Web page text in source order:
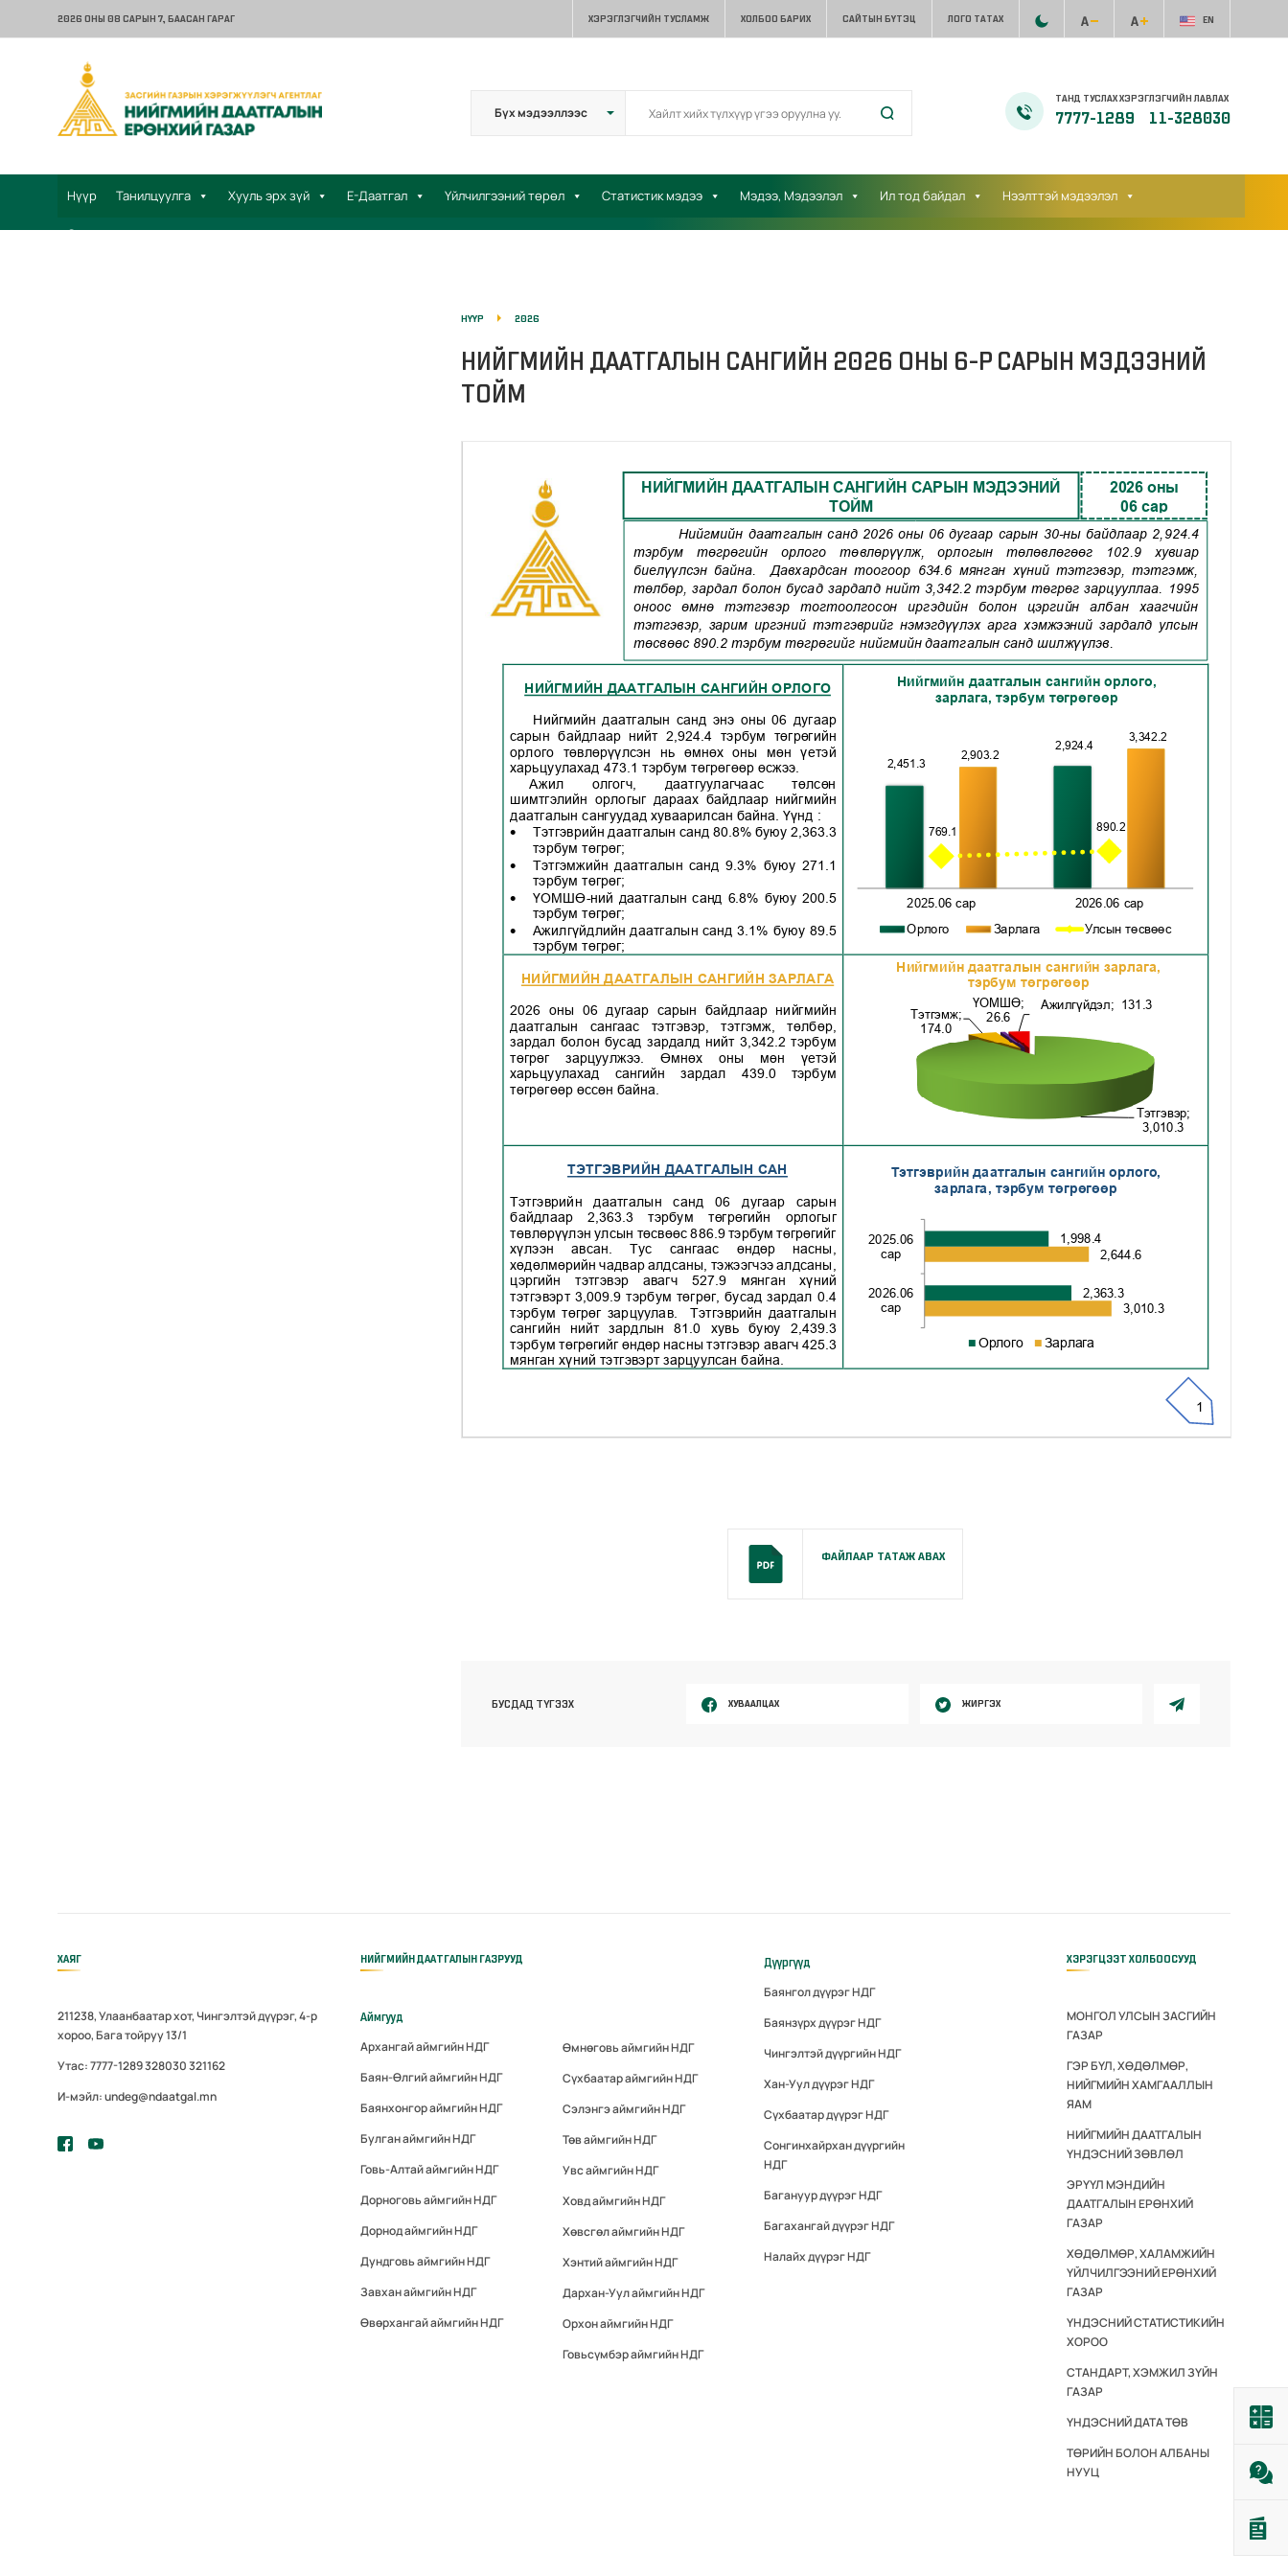
2026 ОНЫ 08 САРЫН 7, БААСАН ГАРАГ ХЭРЭГЛЭГЧИЙН ТУСЛАМЖ ХОЛБОО БАРИХ САЙТЫН БҮТЭЦ ЛОГО ТАТАХ EN
ТАНД ТУСЛАХ ХЭРЭГЛЭГЧИЙН ЛАВЛАХ
7777-1289 11-328030
Нүүр Танилцуулга Хууль эрх зүй Е-Даатгал Үйлчилгээний төрөл Статистик мэдээ Мэдээ, Мэдээлэл Ил тод байдал Нээлттэй мэдээлэл
Санал хүсэлт
НҮҮР 2026
НИЙГМИЙН ДААТГАЛЫН САНГИЙН 2026 ОНЫ 6-Р САРЫН МЭДЭЭНИЙ
ТОЙМ
ФАЙЛААР ТАТАЖ АВАХ
БУСДАД ТҮГЭЭХ ХУВААЛЦАХ ЖИРГЭХ
ХАЯГ
211238, Улаанбаатар хот, Чингэлтэй дүүрэг, 4-р
хороо, Бага тойруу 13/1
Утас: 7777-1289 328030 321162
И-мэйл: undeg@ndaatgal.mn
НИЙГМИЙН ДААТГАЛЫН ГАЗРУУД
Аймгууд
Архангай аймгийн НДГ
Баян-Өлгий аймгийн НДГ
Баянхонгор аймгийн НДГ
Булган аймгийн НДГ
Говь-Алтай аймгийн НДГ
Дорноговь аймгийн НДГ
Дорнод аймгийн НДГ
Дундговь аймгийн НДГ
Завхан аймгийн НДГ
Өвөрхангай аймгийн НДГ
Өмнөговь аймгийн НДГ
Сүхбаатар аймгийн НДГ
Сэлэнгэ аймгийн НДГ
Төв аймгийн НДГ
Увс аймгийн НДГ
Ховд аймгийн НДГ
Хөвсгөл аймгийн НДГ
Хэнтий аймгийн НДГ
Дархан-Уул аймгийн НДГ
Орхон аймгийн НДГ
Говьсүмбэр аймгийн НДГ
Дүүргүүд
Баянгол дүүрэг НДГ
Баянзүрх дүүрэг НДГ
Чингэлтэй дүүргийн НДГ
Хан-Уул дүүрэг НДГ
Сүхбаатар дүүрэг НДГ
Сонгинхайрхан дүүргийн
НДГ
Багануур дүүрэг НДГ
Багахангай дүүрэг НДГ
Налайх дүүрэг НДГ
ХЭРЭГЦЭЭТ ХОЛБООСУУД
МОНГОЛ УЛСЫН ЗАСГИЙН
ГАЗАР
ГЭР БҮЛ, ХӨДӨЛМӨР,
НИЙГМИЙН ХАМГААЛЛЫН
ЯАМ
НИЙГМИЙН ДААТГАЛЫН
ҮНДЭСНИЙ ЗӨВЛӨЛ
ЭРҮҮЛ МЭНДИЙН
ДААТГАЛЫН ЕРӨНХИЙ
ГАЗАР
ХӨДӨЛМӨР, ХАЛАМЖИЙН
ҮЙЛЧИЛГЭЭНИЙ ЕРӨНХИЙ
ГАЗАР
ҮНДЭСНИЙ СТАТИСТИКИЙН
ХОРОО
СТАНДАРТ, ХЭМЖИЛ ЗҮЙН
ГАЗАР
ҮНДЭСНИЙ ДАТА ТӨВ
ТӨРИЙН БОЛОН АЛБАНЫ
НУУЦ